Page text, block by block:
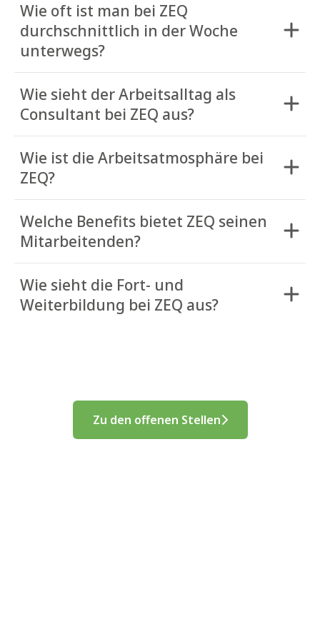
Wie oft ist man bei ZEQ
durchschnittlich in der Woche
unterwegs?
Wie sieht der Arbeitsalltag als
Consultant bei ZEQ aus?
Wie ist die Arbeitsatmosphäre bei
ZEQ?
Welche Benefits bietet ZEQ seinen
Mitarbeitenden?
Wie sieht die Fort- und
Weiterbildung bei ZEQ aus?
Zu den offenen Stellen